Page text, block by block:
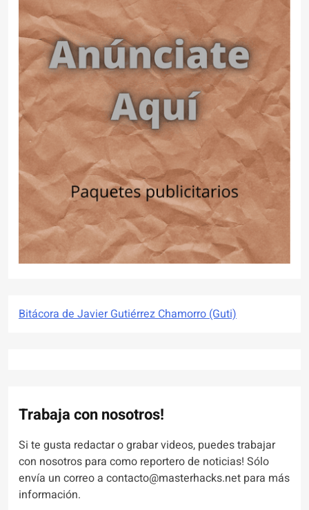
Bitácora de Javier Gutiérrez Chamorro (Guti)
Trabaja con nosotros!
Si te gusta redactar o grabar videos, puedes trabajar
con nosotros para como reportero de noticias! Sólo
envía un correo a contacto@masterhacks.net para más
información.